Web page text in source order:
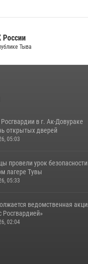
Тыва
в г. Ак-Довураке
открытых дверей
05:03
провели урок
лагере Тувы
05:33
ведомственная
Росгвардией»
02:04